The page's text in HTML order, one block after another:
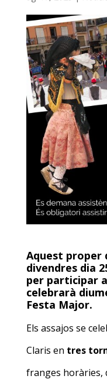
Aquest proper
divendres dia
per participar
celebrarà
Festa Major.
Els assajos se
Claris en tres
franges horàries,